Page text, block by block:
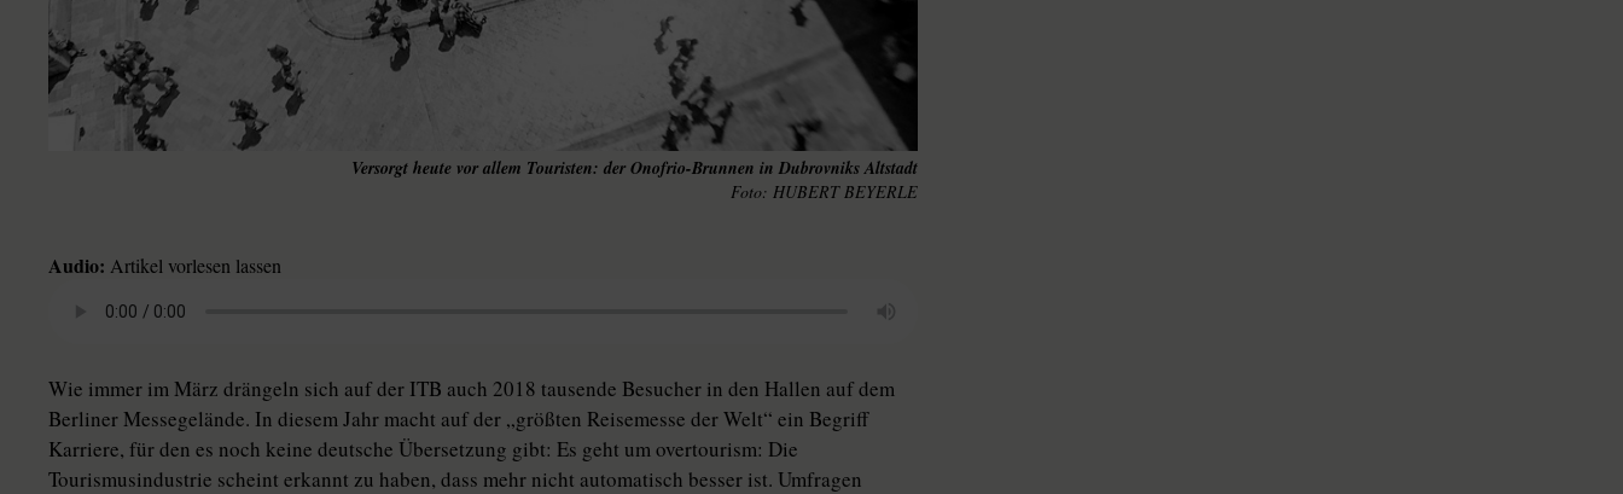
Versorgt heute vor allem Touristen: der Onofrio-Brunnen in Dubrovniks Altstadt
HUBERT BEYERLE
Audio: Artikel vorlesen lassen
Wie immer im März drängeln sich auf der ITB auch 2018 tausende Besucher in den Hallen auf dem
Berliner Messegelände. In diesem Jahr macht auf der „größten Reisemesse der Welt“ ein Begriff
Karriere, für den es noch keine deutsche Übersetzung gibt: Es geht um overtourism: Die
Tourismusindustrie scheint erkannt zu haben, dass mehr nicht automatisch besser ist. Umfragen